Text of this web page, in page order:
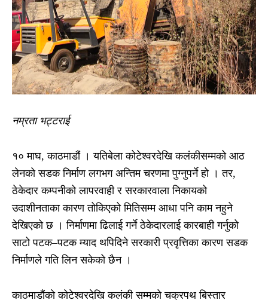
नम्रता भट्टराई
१० माघ, काठमाडौं । यतिबेला कोटेश्वरदेखि कलंकीसम्मको आठ
लेनको सडक निर्माण लगभग अन्तिम चरणमा पुग्नुपर्ने हो । तर,
ठेकेदार कम्पनीको लापरवाही र सरकारवाला निकायको
उदाशीनताका कारण तोकिएको मितिसम्म आधा पनि काम नहुने
देखिएको छ । निर्माणमा ढिलाई गर्ने ठेकेदारलाई कारबाही गर्नुको
साटो पटक–पटक म्याद थपिदिने सरकारी प्रवृत्तिका कारण सडक
निर्माणले गति लिन सकेको छैन ।
काठमाडौंको कोटेश्वरदेखि कलंकी सम्मको चक्रपथ बिस्तार